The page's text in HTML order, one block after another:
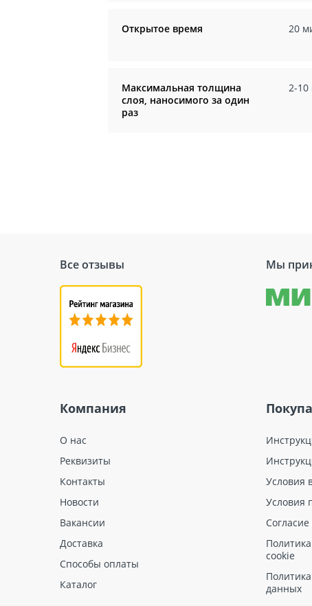
Открытое время 20
Максимальная толщина
слоя, наносимого за один
раз
2-
Все отзывы Мы
Компания
О нас
Реквизиты
Контакты
Новости
Вакансии
Доставка
Способы оплаты
Каталог
Условия
Условия
cookie
данных